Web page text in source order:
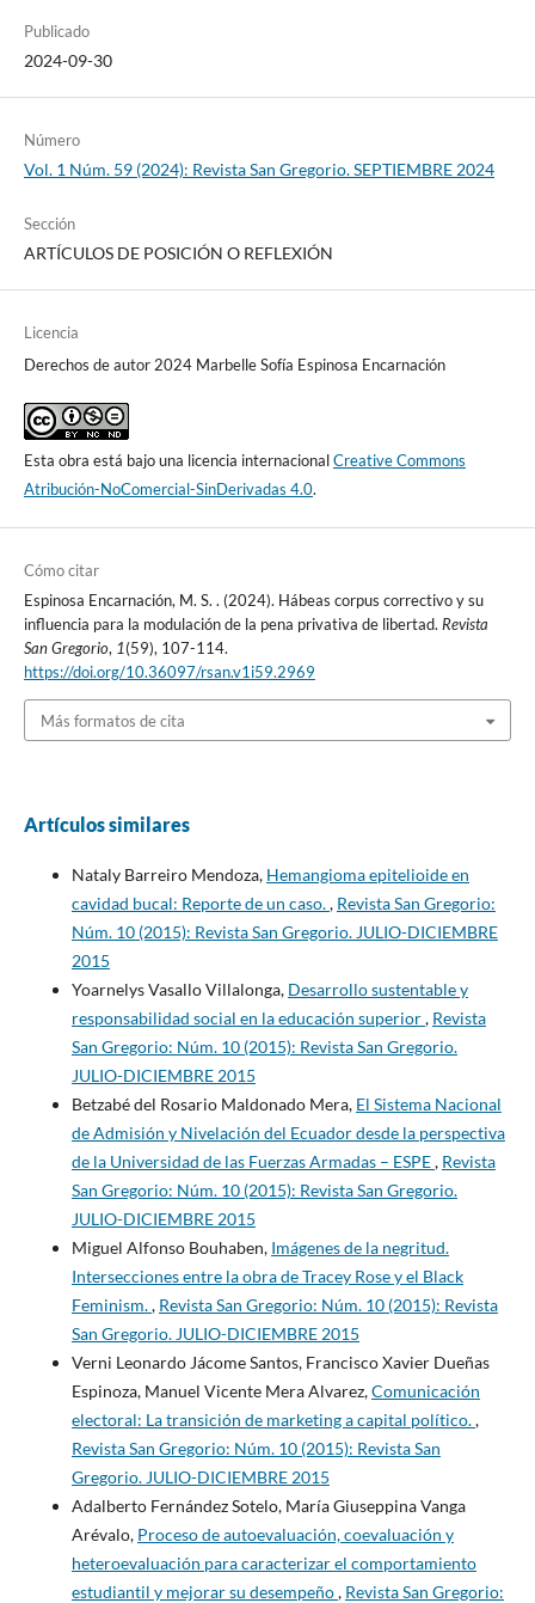
Publicado
2024-09-30
Número
Vol. 1 Núm. 59 (2024): Revista San Gregorio. SEPTIEMBRE 2024
Sección
ARTÍCULOS DE POSICIÓN O REFLEXIÓN
Licencia
Derechos de autor 2024 Marbelle Sofía Espinosa Encarnación
Esta obra está bajo una licencia internacionalCreative Commons
Atribución-NoComercial-SinDerivadas 4.0.
Cómo citar
Espinosa Encarnación, M. S. . (2024). Hábeas corpus correctivo y su
influencia para la modulación de la pena privativa de libertad. Revista
San Gregorio, 1(59), 107-114.
https://doi.org/10.36097/rsan.v1i59.2969
Más formatos de cita
Artículos similares
Nataly Barreiro Mendoza, Hemangioma epitelioide en
cavidad bucal: Reporte de un caso., Revista San Gregorio:
Núm. 10 (2015): Revista San Gregorio. JULIO-DICIEMBRE
2015
Yoarnelys Vasallo Villalonga, Desarrollo sustentable y
responsabilidad social en la educación superior, Revista
San Gregorio: Núm. 10 (2015): Revista San Gregorio.
JULIO-DICIEMBRE 2015
Betzabé del Rosario Maldonado Mera, El Sistema Nacional
de Admisión y Nivelación del Ecuador desde la perspectiva
de la Universidad de las Fuerzas Armadas – ESPE, Revista
San Gregorio: Núm. 10 (2015): Revista San Gregorio.
JULIO-DICIEMBRE 2015
Miguel Alfonso Bouhaben, Imágenes de la negritud.
Intersecciones entre la obra de Tracey Rose y el Black
Feminism., Revista San Gregorio: Núm. 10 (2015): Revista
San Gregorio. JULIO-DICIEMBRE 2015
Verni Leonardo Jácome Santos, Francisco Xavier Dueñas
Espinoza, Manuel Vicente Mera Alvarez,Comunicación
electoral: La transición de marketing a capital político.,
Revista San Gregorio: Núm. 10 (2015): Revista San
Gregorio. JULIO-DICIEMBRE 2015
Adalberto Fernández Sotelo, María Giuseppina Vanga
Arévalo, Proceso de autoevaluación, coevaluación y
heteroevaluación para caracterizar el comportamiento
estudiantil y mejorar su desempeño, Revista San Gregorio: